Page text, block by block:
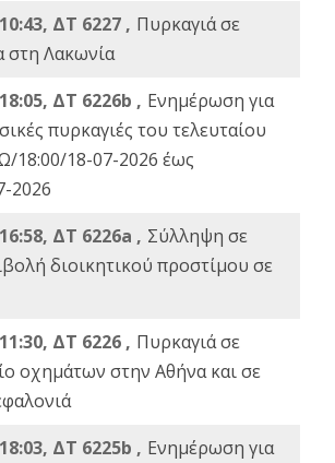
ΔΤ 6227 , Πυρκαγιά σε
στη Λακωνία
ΔΤ 6226b , Ενημέρωση για
πυρκαγιές του τελευταίου
18:00/18-07-2026 έως
2026
ΔΤ 6226a , Σύλληψη σε
διοικητικού προστίμου σε
ΔΤ 6226 , Πυρκαγιά σε
οχημάτων στην Αθήνα και σε
ΔΤ 6225b , Ενημέρωση για